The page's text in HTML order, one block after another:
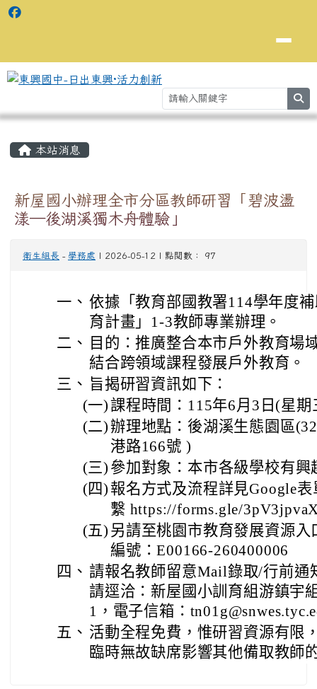
本站消息
新屋國小辦理全市分區教師研習「碧波盪
漾─後湖溪獨木舟體驗」
衛生組長 - 學務處 | 2026-05-12 | 點閱數： 97
一、 依據「教育部國教署114學年度
育計畫」1-3教師專業辦理。
二、
目的：推廣整合本市戶外教育場
結合跨領域課程發展戶外教育。
三、 旨揭研習資訊如下：
(一)課程時間：115年6月3日(星
(二)辦理地點：後湖溪生態園區
港路166號 )
(三) 參加對象：本市各級學校有興
(四) 報名方式及流程詳見Google
繫 https://forms.gle/
(五) 另請至桃園市教育發展資源
編號：E00166-260400006
四、 請報名教師留意Mail錄取/行前通
請逕洽：新屋國小訓育組游鎮宇
1，電子信箱：
五、 活動全程免費，惟研習資源有限
臨時無故缺席影響其他備取教師